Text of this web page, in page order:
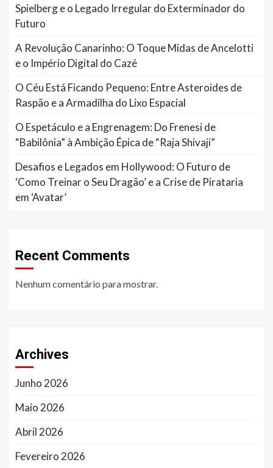
Spielberg e o Legado Irregular do Exterminador do
Futuro
A Revolução Canarinho: O Toque Midas de Ancelotti
e o Império Digital do Cazé
O Céu Está Ficando Pequeno: Entre Asteroides de
Raspão e a Armadilha do Lixo Espacial
O Espetáculo e a Engrenagem: Do Frenesi de
“Babilônia” à Ambição Épica de “Raja Shivaji”
Desafios e Legados em Hollywood: O Futuro de
‘Como Treinar o Seu Dragão’ e a Crise de Pirataria
em ‘Avatar’
Recent Comments
Nenhum comentário para mostrar.
Archives
Junho 2026
Maio 2026
Abril 2026
Fevereiro 2026